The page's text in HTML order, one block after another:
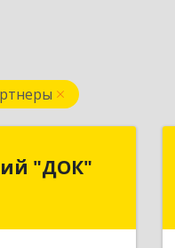
"ДОК"
"ДОК"